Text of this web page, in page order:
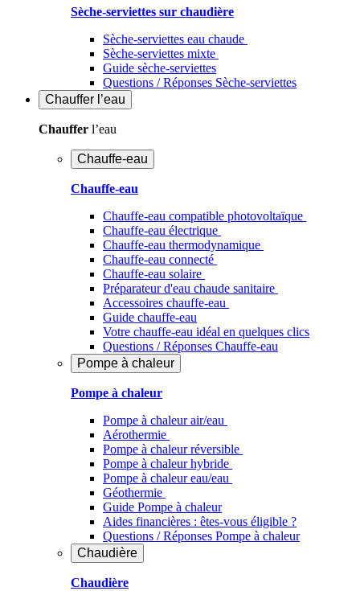
Sèche-serviettes sur chaudière
Sèche-serviettes eau chaude
Sèche-serviettes mixte
Guide sèche-serviettes
Questions / Réponses Sèche-serviettes
Chauffer l’eau
Chauffer l’eau
Chauffe-eau
Chauffe-eau
Chauffe-eau compatible photovoltaïque
Chauffe-eau électrique
Chauffe-eau thermodynamique
Chauffe-eau connecté
Chauffe-eau solaire
Préparateur d'eau chaude sanitaire
Accessoires chauffe-eau
Guide chauffe-eau
Votre chauffe-eau idéal en quelques clics
Questions / Réponses Chauffe-eau
Pompe à chaleur
Pompe à chaleur
Pompe à chaleur air/eau
Aérothermie
Pompe à chaleur réversible
Pompe à chaleur hybride
Pompe à chaleur​ eau/eau
Géothermie
Guide Pompe à chaleur
Aides financières : êtes-vous éligible ?
Questions / Réponses Pompe à chaleur
Chaudière
Chaudière